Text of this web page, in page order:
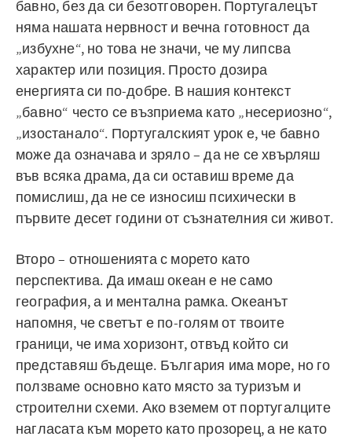
бавно, без да си безотговорен. Португалецът
няма нашата нервност и вечна готовност да
„избухне“, но това не значи, че му липсва
характер или позиция. Просто дозира
енергията си по-добре. В нашия контекст
„бавно“ често се възприема като „несериозно“,
„изостанало“. Португалският урок е, че бавно
може да означава и зряло – да не се хвърляш
във всяка драма, да си оставиш време да
помислиш, да не се износиш психически в
първите десет години от съзнателния си живот.
Второ – отношенията с морето като
перспектива. Да имаш океан е не само
география, а и ментална рамка. Океанът
напомня, че светът е по-голям от твоите
граници, че има хоризонт, отвъд който си
представяш бъдеще. България има море, но го
ползваме основно като място за туризъм и
строителни схеми. Ако вземем от португалците
нагласата към морето като прозорец, а не като